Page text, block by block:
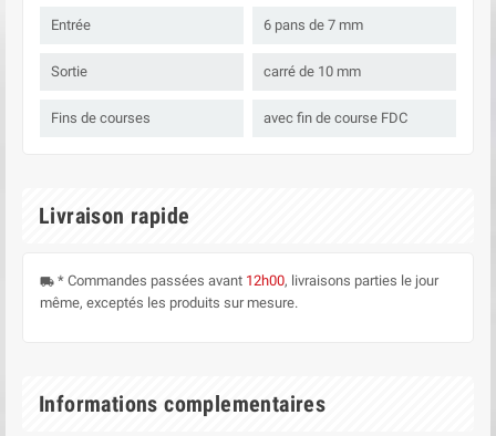
Entrée 6 pans de 7 mm
Sortie carré de 10 mm
Fins de courses avec fin de course FDC
Livraison rapide
local_shipping * Commandes passées avant 12h00, livraisons parties le jour
même, exceptés les produits sur mesure.
Informations complementaires